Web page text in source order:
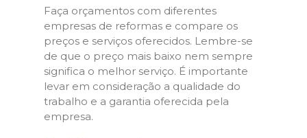
Faça orçamentos com diferentes
empresas de reformas e compare os
preços e serviços oferecidos. Lembre-se
de que o preço mais baixo nem sempre
significa o melhor serviço. É importante
levar em consideração a qualidade do
trabalho e a garantia oferecida pela
empresa.